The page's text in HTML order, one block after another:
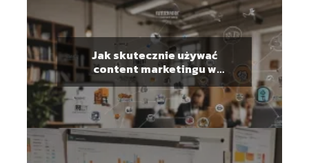
Jak skutecznie używać
content marketingu w
długoterminowej strategii